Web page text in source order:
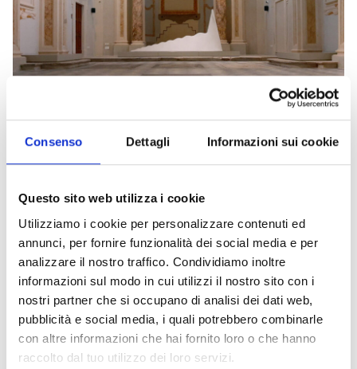
Consenso Dettagli Informazioni sui cookie
Questo sito web utilizza i cookie
Utilizziamo i cookie per personalizzare contenuti ed
annunci, per fornire funzionalità dei social media e per
analizzare il nostro traffico. Condividiamo inoltre
informazioni sul modo in cui utilizzi il nostro sito con i
nostri partner che si occupano di analisi dei dati web,
pubblicità e social media, i quali potrebbero combinarle
con altre informazioni che hai fornito loro o che hanno
raccolto dal tuo utilizzo dei loro servizi.
Il quartiere Venezia